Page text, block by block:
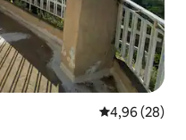
Évaluation
4,96 (28)